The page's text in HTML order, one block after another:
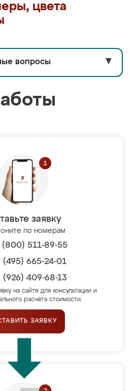
цвета
вопросы ▼
заявку
по номерам
(800) 511-89-55
(495) 665-24-01
(926) 409-68-13
на сайте для консультации и
расчёта стоимости.
ЗАЯВКУ